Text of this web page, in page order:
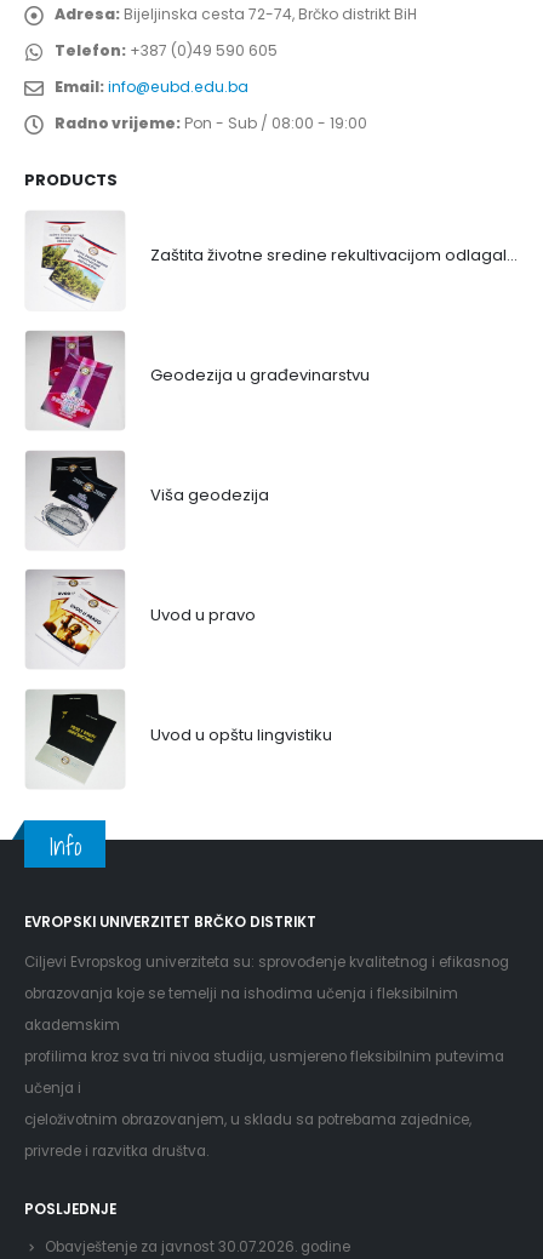
Adresa: Bijeljinska cesta 72-74, Brčko distrikt BiH
Telefon: +387 (0)49 590 605
Email:info@eubd.edu.ba
Radno vrijeme: Pon - Sub / 08:00 - 19:00
PRODUCTS
Zaštita životne sredine rekultivacijom odlagališta
Geodezija u građevinarstvu
Viša geodezija
Uvod u pravo
Uvod u opštu lingvistiku
Info
EVROPSKI UNIVERZITET BRČKO DISTRIKT
Ciljevi Evropskog univerziteta su: sprovođenje kvalitetnog i efikasnog
obrazovanja koje se temelji na ishodima učenja i fleksibilnim
akademskim
profilima kroz sva tri nivoa studija, usmjereno fleksibilnim putevima
učenja i
cjeloživotnim obrazovanjem, u skladu sa potrebama zajednice,
privrede i razvitka društva.
POSLJEDNJE
Obavještenje za javnost 30.07.2026. godine